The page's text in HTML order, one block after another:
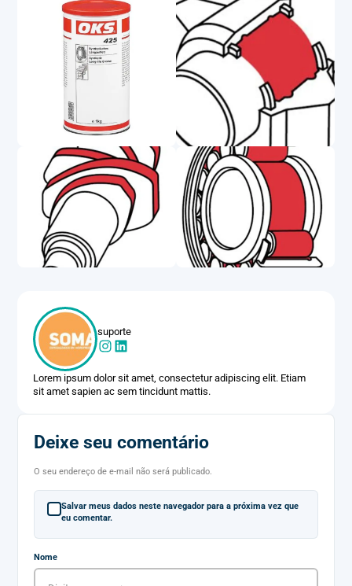
suporte
Lorem ipsum dolor sit amet, consectetur adipiscing elit. Etiam
sit amet sapien ac sem tincidunt mattis.
Deixe seu comentário
O seu endereço de e-mail não será publicado.
Salvar meus dados neste navegador para a próxima vez que
eu comentar.
Nome